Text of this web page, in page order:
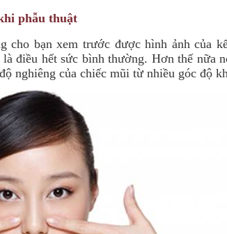
phẫu thuật
cho bạn xem trước được hình ảnh của
là điều hết sức bình thường. Hơn thế nữa
nghiêng của chiếc mũi từ nhiều góc độ